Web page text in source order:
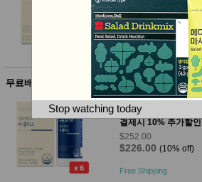
성용품
뷰 스킨케
메이크
업
헤어케
바디케
어/향수
Stop watching today
$36.00
$34.00(6% off)
Free Shipping
무료배송
락토메이슨 마이
건강 면역 프리미
캡) 6박스
결제시 10% 추가할인
$252.00
$226.00 (10% off)
Free Shipping